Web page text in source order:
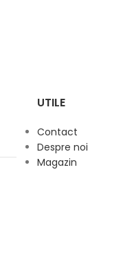
UTILE
Contact
Despre noi
Magazin